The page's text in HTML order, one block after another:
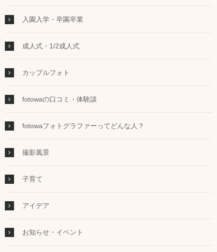
入園入学・卒園卒業
成人式・1/2成人式
カップルフォト
fotowaの口コミ・体験談
fotowaフォトグラファーってどんな人？
撮影風景
子育て
アイデア
お知らせ・イベント